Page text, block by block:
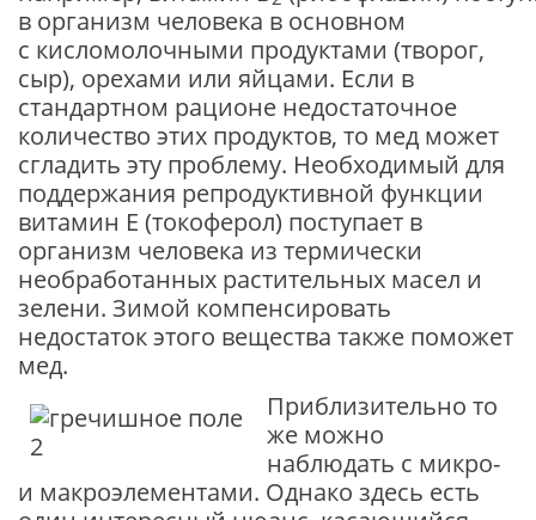
в организм человека в основном
с кисломолочными продуктами (творог,
сыр), орехами или яйцами. Если в
стандартном рационе недостаточное
количество этих продуктов, то мед может
сгладить эту проблему. Необходимый для
поддержания репродуктивной функции
витамин E (токоферол) поступает в
организм человека из термически
необработанных растительных масел и
зелени. Зимой компенсировать
недостаток этого вещества также поможет
мед.
Приблизительно то
же можно
наблюдать с микро-
и макроэлементами. Однако здесь есть